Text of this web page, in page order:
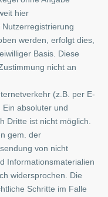
hier
werden, erfolgt dies,
Basis. Diese
nicht an
(z.B. per E-
absoluter und
Dritte ist nicht möglich.
gem. der
von nicht
Informationsmaterialien
widersprochen. Die
Schritte im Falle